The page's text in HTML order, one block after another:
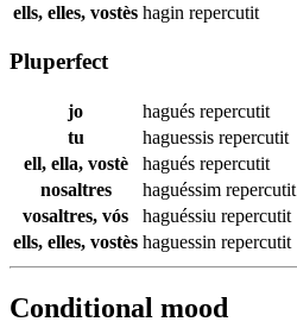
ells, elles, vostès hagin repercutit
Pluperfect
jo hagués repercutit
tu
haguessis repercutit
ell, ella, vostè
hagués repercutit
nosaltres
haguéssim repercutit
vosaltres, vós
haguéssiu repercutit
ells, elles, vostès haguessin repercutit
Conditional mood